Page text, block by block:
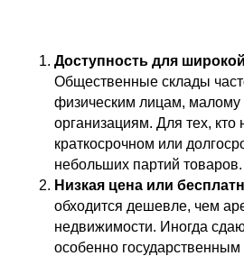
Доступность для
Общественные склады
физическим лицам, малому
организациям. Для тех, кто
краткосрочном или
небольших партий товаров.
Низкая цена или
обходится дешевле, чем
недвижимости. Иногда
особенно